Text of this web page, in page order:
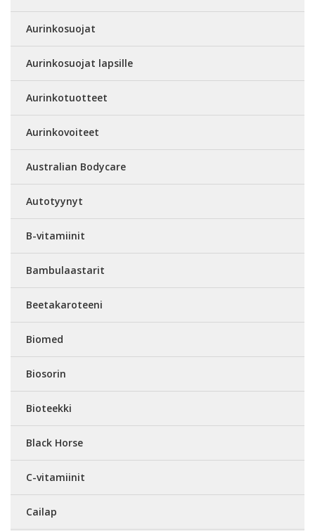
Aurinkosuojat
Aurinkosuojat lapsille
Aurinkotuotteet
Aurinkovoiteet
Australian Bodycare
Autotyynyt
B-vitamiinit
Bambulaastarit
Beetakaroteeni
Biomed
Biosorin
Bioteekki
Black Horse
C-vitamiinit
Cailap